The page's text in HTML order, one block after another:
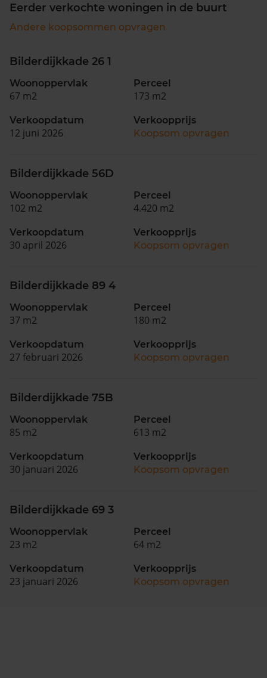
Eerder verkochte woningen in de buurt
Andere koopsommen opvragen
Bilderdijkkade 26 1
Woonoppervlak
67 m2
Perceel
173 m2
Verkoopdatum
12 juni 2026
Verkoopprijs
Koopsom opvragen
Bilderdijkkade 56D
Woonoppervlak
102 m2
Perceel
4.420 m2
Verkoopdatum
30 april 2026
Verkoopprijs
Koopsom opvragen
Bilderdijkkade 89 4
Woonoppervlak
37 m2
Perceel
180 m2
Verkoopdatum
27 februari 2026
Verkoopprijs
Koopsom opvragen
Bilderdijkkade 75B
Woonoppervlak
85 m2
Perceel
613 m2
Verkoopdatum
30 januari 2026
Verkoopprijs
Koopsom opvragen
Bilderdijkkade 69 3
Woonoppervlak
23 m2
Perceel
64 m2
Verkoopdatum
23 januari 2026
Verkoopprijs
Koopsom opvragen